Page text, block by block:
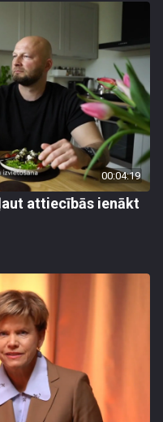
00:04:19
attiecībās ienākt